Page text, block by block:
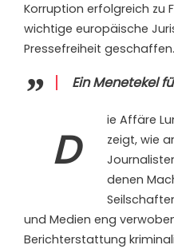
Korruption erfolgreich zu
wichtige europäische
Pressefreiheit geschaffen.
Ein Menetekel
D
ie Affäre
zeigt, wie
denen
und Medien eng
Berichterstattung